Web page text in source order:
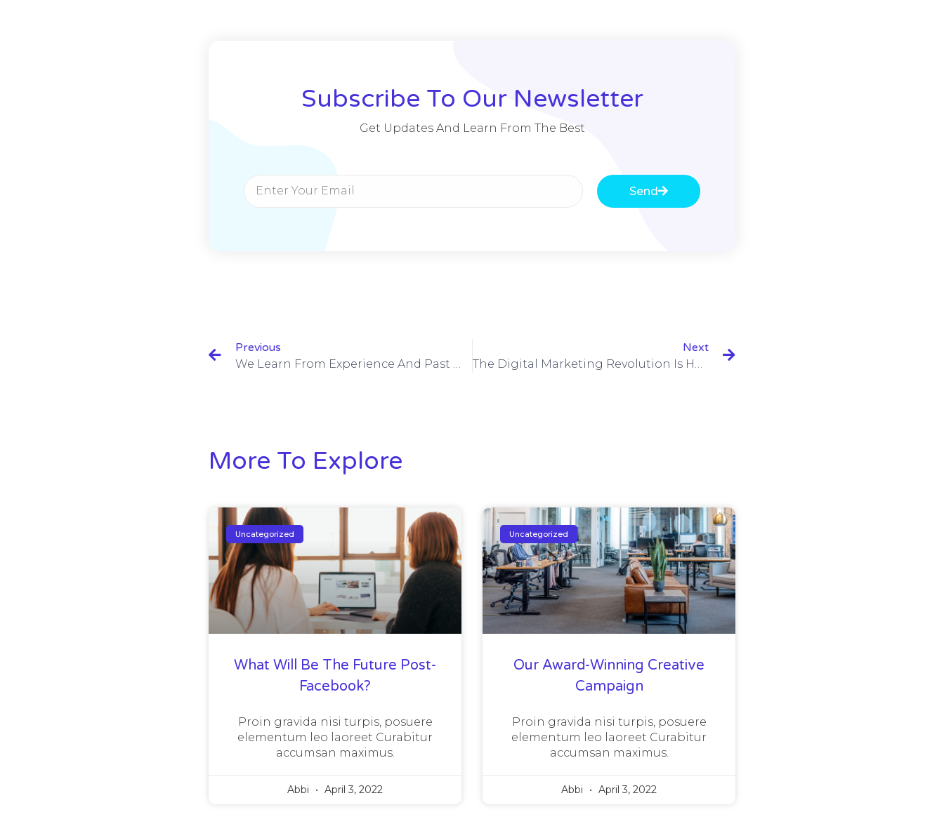
Subscribe To Our Newsletter
Get Updates And Learn From The Best
Send
Previous
We Learn From Experience And Past Mistakes
Next
The Digital Marketing Revolution Is Here
More To Explore
Uncategorized
What Will Be The Future Post-
Facebook?
Proin gravida nisi turpis, posuere
elementum leo laoreet Curabitur
accumsan maximus.
Abbi April 3, 2022
Uncategorized
Our Award-Winning Creative
Campaign
Proin gravida nisi turpis, posuere
elementum leo laoreet Curabitur
accumsan maximus.
Abbi April 3, 2022